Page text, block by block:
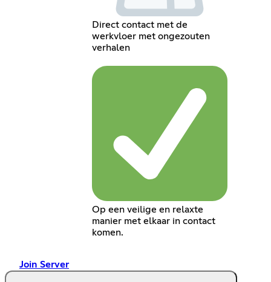
Direct contact met de
werkvloer met ongezouten
verhalen
Op een veilige en relaxte
manier met elkaar in contact
komen.
Join Server